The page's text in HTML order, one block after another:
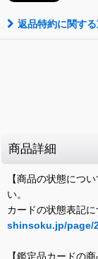
返品特約に関す
商品詳細
【商品の状態につ
い。
カードの状態表記
shinsoku.jp/page/
【鑑定品カードの